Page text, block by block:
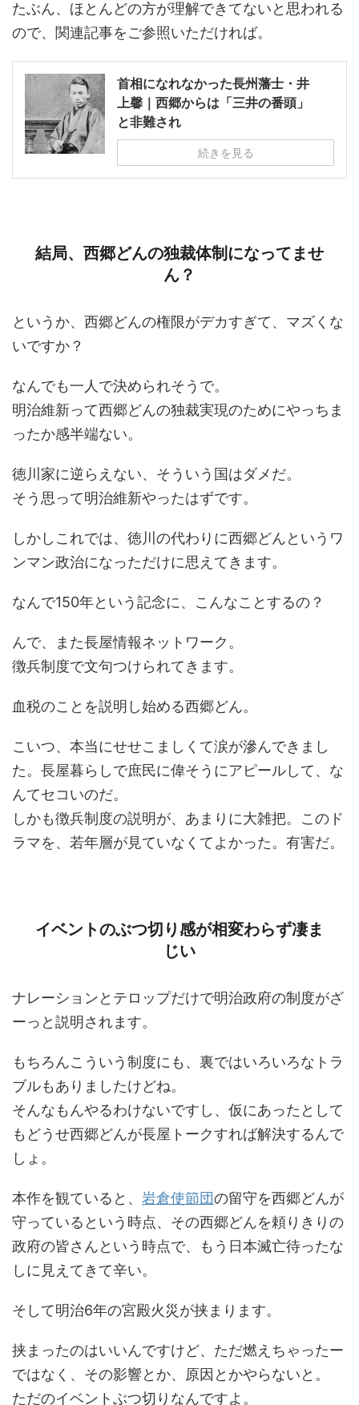
たぶん、ほとんどの方が理解できてないと思われる
ので、関連記事をご参照いただければ。
首相になれなかった長州藩士・井
上馨｜西郷からは「三井の番頭」
と非難され
続きを見る
結局、西郷どんの独裁体制になってませ
ん？
というか、西郷どんの権限がデカすぎて、マズくな
いですか？
なんでも一人で決められそうで。
明治維新って西郷どんの独裁実現のためにやっちま
ったか感半端ない。
徳川家に逆らえない、そういう国はダメだ。
そう思って明治維新やったはずです。
しかしこれでは、徳川の代わりに西郷どんというワ
ンマン政治になっただけに思えてきます。
なんで150年という記念に、こんなことするの？
んで、また長屋情報ネットワーク。
徴兵制度で文句つけられてきます。
血税のことを説明し始める西郷どん。
こいつ、本当にせせこましくて涙が滲んできまし
た。長屋暮らしで庶民に偉そうにアピールして、な
んてセコいのだ。
しかも徴兵制度の説明が、あまりに大雑把。このド
ラマを、若年層が見ていなくてよかった。有害だ。
イベントのぶつ切り感が相変わらず凄ま
じい
ナレーションとテロップだけで明治政府の制度がざ
ーっと説明されます。
もちろんこういう制度にも、裏ではいろいろなトラ
ブルもありましたけどね。
そんなもんやるわけないですし、仮にあったとして
もどうせ西郷どんが長屋トークすれば解決するんで
しょ。
本作を観ていると、 岩倉使節団の留守を西郷どんが
守っているという時点、その西郷どんを頼りきりの
政府の皆さんという時点で、もう日本滅亡待ったな
しに見えてきて辛い。
そして明治6年の宮殿火災が挟まります。
挟まったのはいいんですけど、ただ燃えちゃったー
ではなく、その影響とか、原因とかやらないと。
ただのイベントぶつ切りなんですよ。